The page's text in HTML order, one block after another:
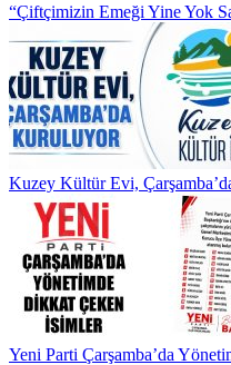
“Çiftçimizin Emeği Yine Yok
Kuzey Kültür Evi,
Yeni Parti Çarşamba’da